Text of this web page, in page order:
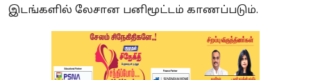
இடங்களில் லேசான பனிமூட்டம் காணப்படும்.